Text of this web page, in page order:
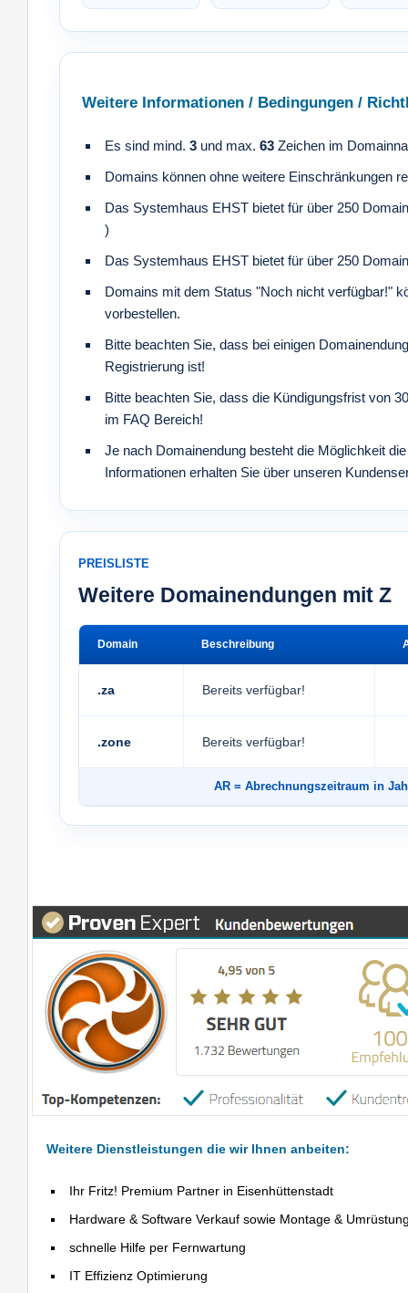
Weitere Informationen / Bedingungen /
Es sind mind. 3 und max. 63 Zeichen im
Domains können ohne weitere Einschränkungen
Das Systemhaus EHST bietet für über 250
)
Das Systemhaus EHST bietet für über 250
Domains mit dem Status "Noch nicht verfügbar!"
vorbestellen.
Bitte beachten Sie, dass bei einigen
Registrierung ist!
Bitte beachten Sie, dass die Kündigungsfrist von
im FAQ Bereich!
Je nach Domainendung besteht die Möglichkeit
Informationen erhalten Sie über unseren
PREISLISTE
Weitere Domainendungen mit Z
Domain Beschreibung
.za Bereits verfügbar!
.zone Bereits verfügbar!
AR = Abrechnungszeitraum in
Weitere Dienstleistungen die wir Ihnen anbeiten:
Ihr Fritz! Premium Partner in Eisenhüttenstadt
Hardware & Software Verkauf sowie Montage &
schnelle Hilfe per Fernwartung
IT Effizienz Optimierung